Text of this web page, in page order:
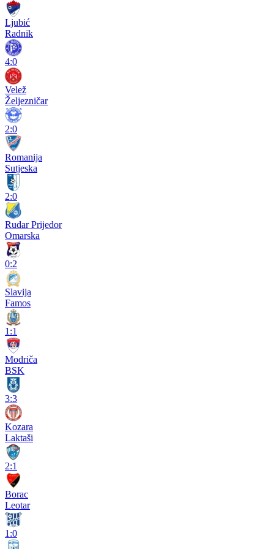
Ljubić
Radnik
4:0
Velež
Željezničar
2:0
Romanija
Sutjeska
2:0
Rudar Prijedor
Omarska
0:2
Slavija
Famos
1:1
Modriča
BSK
3:3
Kozara
Laktaši
2:1
Borac
Leotar
1:0